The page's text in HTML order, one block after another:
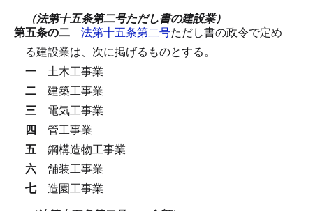
（法第十五条第二号ただし書の建設業）
第五条の二 法第十五条第二号ただし書の政令で定め
る建設業は、次に掲げるものとする。
一 土木工事業
二 建築工事業
三 電気工事業
四 管工事業
五 鋼構造物工事業
六 舗装工事業
七 造園工事業